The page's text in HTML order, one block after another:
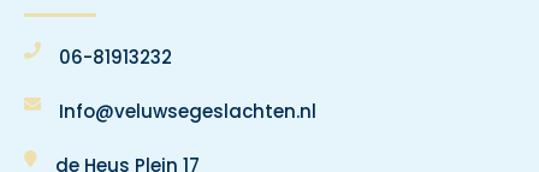
06-81913232
Info@veluwsegeslachten.nl
de Heus Plein 17